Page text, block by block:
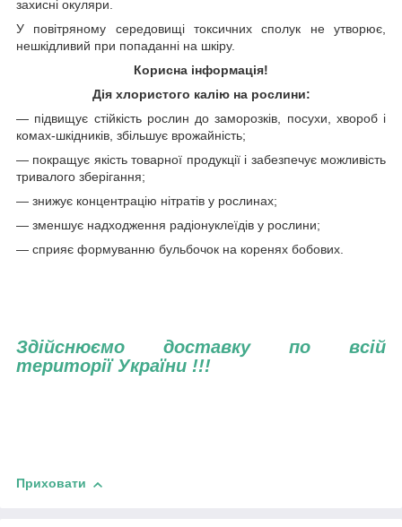
захисні окуляри.
У повітряному середовищі токсичних сполук не утворює,
нешкідливий при попаданні на шкіру.
Корисна інформація!
Дія хлористого калію на рослини:
— підвищує стійкість рослин до заморозків, посухи, хвороб і
комах-шкідників, збільшує врожайність;
— покращує якість товарної продукції і забезпечує можливість
тривалого зберігання;
— знижує концентрацію нітратів у рослинах;
— зменшує надходження радіонуклеїдів у рослини;
— сприяє формуванню бульбочок на коренях бобових.
Здійснюємо доставку по всій
території України !!!
Приховати